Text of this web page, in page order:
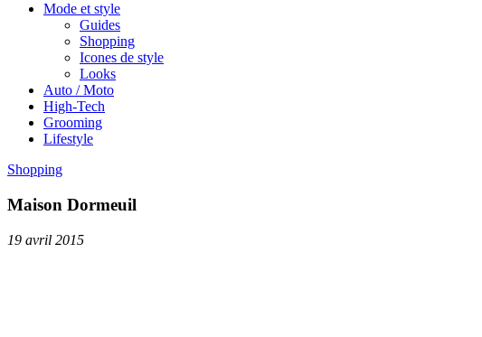
Mode et style
Guides
Shopping
Icones de style
Looks
Auto / Moto
High-Tech
Grooming
Lifestyle
Shopping
Maison Dormeuil
19 avril 2015